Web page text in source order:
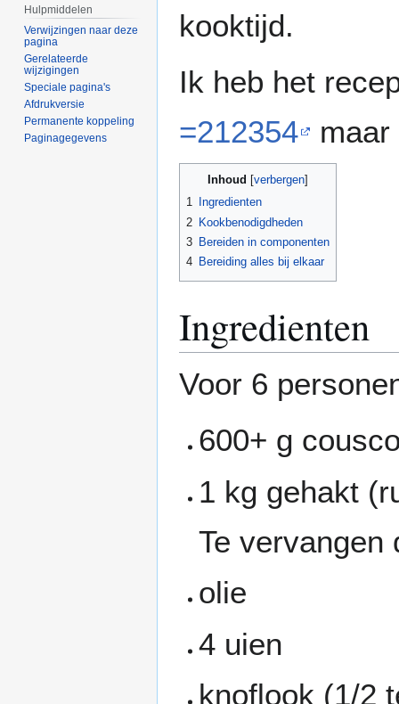
kooktijd.
Ik heb het
=212354
Inhoud
1
Ingredienten
2 Kookbenodigdheden
3 Bereiden in componenten
4 Bereiding alles bij elkaar
Ingredienten
Voor 6
600+ g
1 kg gehakt
Te vervangen
olie
4 uien
knoflook (1/2
Hulpmiddelen
Verwijzingen naar deze
pagina
Gerelateerde
wijzigingen
Speciale pagina's
Afdrukversie
Permanente koppeling
Paginagegevens